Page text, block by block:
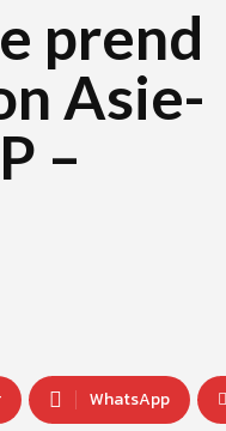
prend
Asie-
–
WhatsApp